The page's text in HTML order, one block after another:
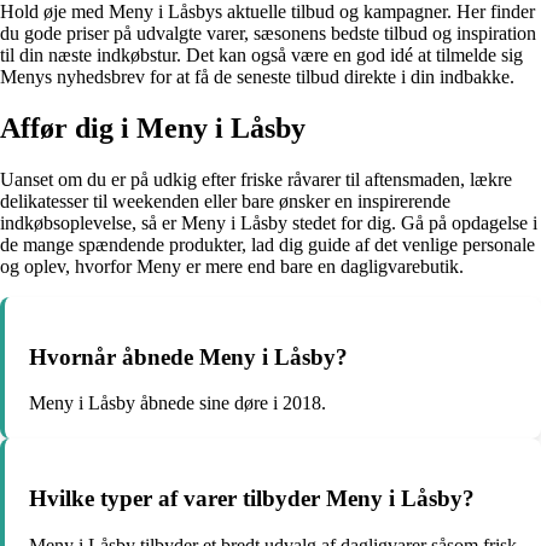
Hold øje med Meny i Låsbys aktuelle tilbud og kampagner. Her finder
du gode priser på udvalgte varer, sæsonens bedste tilbud og inspiration
til din næste indkøbstur. Det kan også være en god idé at tilmelde sig
Menys nyhedsbrev for at få de seneste tilbud direkte i din indbakke.
Affør dig i Meny i Låsby
Uanset om du er på udkig efter friske råvarer til aftensmaden, lækre
delikatesser til weekenden eller bare ønsker en inspirerende
indkøbsoplevelse, så er Meny i Låsby stedet for dig. Gå på opdagelse i
de mange spændende produkter, lad dig guide af det venlige personale
og oplev, hvorfor Meny er mere end bare en dagligvarebutik.
Hvornår åbnede Meny i Låsby?
Meny i Låsby åbnede sine døre i 2018.
Hvilke typer af varer tilbyder Meny i Låsby?